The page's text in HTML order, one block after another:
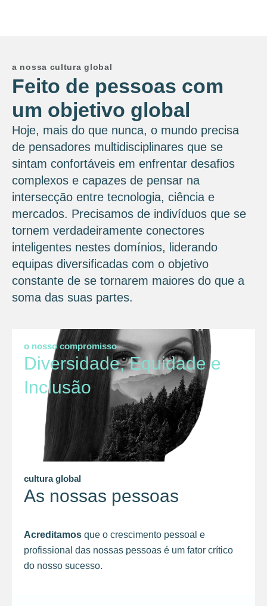
a nossa cultura global
Feito de pessoas com
um objetivo global
Hoje, mais do que nunca, o mundo precisa
de pensadores multidisciplinares que se
sintam confortáveis ​​em enfrentar desafios
complexos e capazes de pensar na
intersecção entre tecnologia, ciência e
mercados. Precisamos de indivíduos que se
tornem verdadeiramente conectores
inteligentes nestes domínios, liderando
equipas diversificadas com o objetivo
constante de se tornarem maiores do que a
soma das suas partes.
o nosso compromisso
Diversidade, Equidade e
Inclusão
cultura global
As nossas pessoas
Acreditamos que o crescimento pessoal e
profissional das nossas pessoas é um fator crítico
do nosso sucesso.